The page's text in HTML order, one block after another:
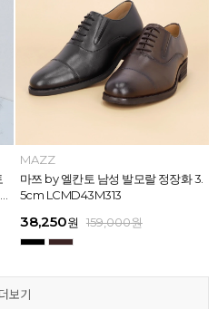
MAZZ
마쯔 by 엘칸토 남성 플레인 볼륨 컵
솔 스니커즈 3cm LCMS62M613
62,900원 179,000원
더보기
MAZZ
마쯔 by 엘칸토 남성 발모랄 정장화 3.
5cm LCMD43M313
38,250원 159,000원
더보기
MAZZ
마쯔 by 엘칸토 남성 스트랩 로퍼 2c
m LCMC91M313
39,200원 159,000원
더보기
MAZZ
마쯔 by 엘칸토 남성 캐주얼 컴포트화
4cm LCMD13M111
41,650원 129,000원
더보기
MAZZ
마쯔 by 엘칸토 남성 플레인 볼륨 컵
솔 스니커즈 3cm LCMS62M613
62,900원 179,000원
더보기
MAZZ
마쯔 by 엘칸토 남성 발모랄 정장화 3.
5cm LCMD43M313
38,250원 159,000원
더보기